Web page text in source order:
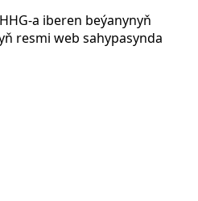
a iberen beýanynyň
resmi web sahypasynda